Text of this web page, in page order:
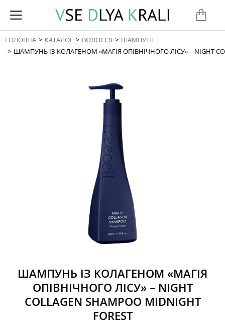
You are here:
ГОЛОВНА КАТАЛОГ ВОЛОССЯ
ШАМПУНІ
ШАМПУНЬ ІЗ КОЛАГЕНОМ «МАГІЯ ОПІВНІЧНОГО ЛІСУ» – NIGHT
ШАМПУНЬ ІЗ КОЛАГЕНОМ «МАГІЯ
ОПІВНІЧНОГО ЛІСУ» – NIGHT
COLLAGEN SHAMPOO MIDNIGHT
FOREST